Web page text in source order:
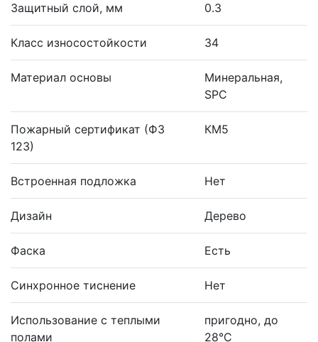
Защитный слой, мм 0.3
Класс износостойкости 34
Материал основы
Минеральная,
SPC
Пожарный сертификат (ФЗ
123)
КМ5
Встроенная подложка Нет
Дизайн Дерево
Фаска Есть
Синхронное тиснение Нет
Использование с теплыми
полами
пригодно, до
28°С